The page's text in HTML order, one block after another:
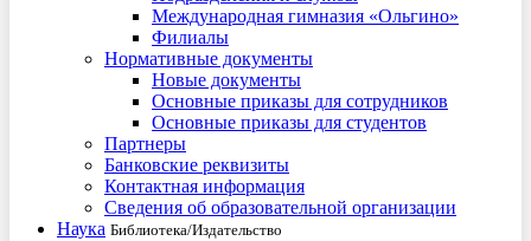
Международная гимназия «Ольгино»
Филиалы
Нормативные документы
Новые документы
Основные приказы для сотрудников
Основные приказы для студентов
Партнеры
Банковские реквизиты
Контактная информация
Сведения об образовательной организации
Наука Библиотека/Издательство